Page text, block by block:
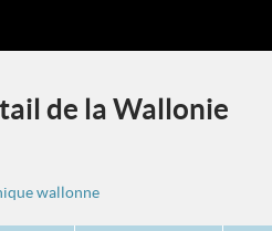
de la Wallonie
wallonne